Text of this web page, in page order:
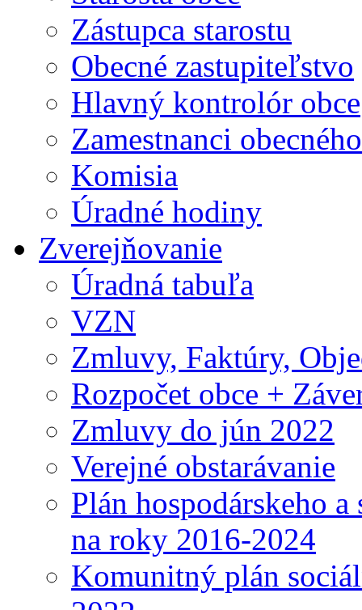
Zástupca starostu
Obecné zastupiteľstvo
Hlavný kontrolór obce
Zamestnanci
Komisia
Úradné hodiny
Zverejňovanie
Úradná tabuľa
VZN
Zmluvy, Faktúry,
Rozpočet obce +
Zmluvy do jún 2022
Verejné obstarávanie
Plán hospodárskeho
na roky 2016-2024
Komunitný plán